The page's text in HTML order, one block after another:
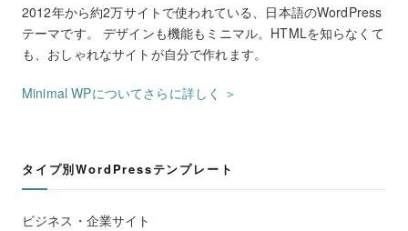
2012年から約2万サイトで使われている、日本語のWordPress
テーマです。 デザインも機能もミニマル。HTMLを知らなくて
も、おしゃれなサイトが自分で作れます。
Minimal WPについてさらに詳しく ＞
タイプ別WordPressテンプレート
ビジネス・企業サイト